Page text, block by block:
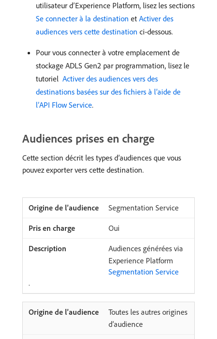
utilisateur d’Experience Platform, lisez les sections
Se connecter à la destination et Activer des
audiences vers cette destination ci-dessous.
Pour vous connecter à votre emplacement de
stockage ADLS Gen2 par programmation, lisez le
tutoriel ​ Activer des audiences vers des
destinations basées sur des fichiers à l’aide de
l’API Flow Service.
Audiences prises en charge
Cette section décrit les types d’audiences que vous
pouvez exporter vers cette destination.
Segmentation Service
Oui
Audiences générées via
Experience Platform
Segmentation Service
.
Toutes les autres origines
d’audience